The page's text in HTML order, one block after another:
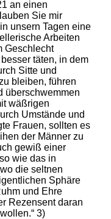
an einen
Sie mir
unsern Tagen eine
Arbeiten
Geschlecht
täten, in dem
Sitte und
bleiben, führen
überschwemmen
wäßrigen
Umstände und
Frauen, sollten es
der Männer zu
gewiß einer
wie das in
die seltnen
Sphäre
und Ehre
Rezensent daran
3)